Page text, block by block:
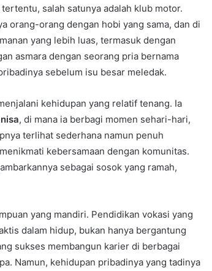
salah satunya adalah klub motor.
orang-orang dengan hobi yang sama, dan di
yang lebih luas, termasuk dengan
asmara dengan seorang pria bernama
sebelum isu besar meledak.
kehidupan yang relatif tenang. Ia
, di mana ia berbagi momen sehari-hari,
terlihat sederhana namun penuh
kebersamaan dengan komunitas.
sebagai sosok yang ramah,
yang mandiri. Pendidikan vokasi yang
dalam hidup, bukan hanya bergantung
sukses membangun karier di berbagai
Namun, kehidupan pribadinya yang tadinya